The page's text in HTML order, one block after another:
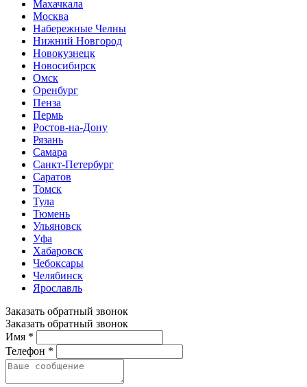
Махачкала
Москва
Набережные Челны
Нижний Новгород
Новокузнецк
Новосибирск
Омск
Оренбург
Пенза
Пермь
Ростов-на-Дону
Рязань
Самара
Санкт-Петербург
Саратов
Томск
Тула
Тюмень
Ульяновск
Уфа
Хабаровск
Чебоксары
Челябинск
Ярославль
Заказать обратный звонок
Заказать обратный звонок
Имя *
Телефон *